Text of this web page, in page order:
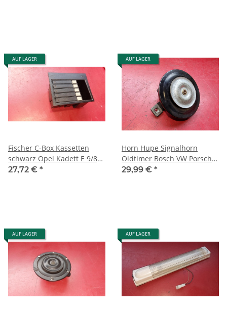
AUF LAGER
Fischer C-Box Kassetten
schwarz Opel Kadett E 9/84
LL
27,72 € *
AUF LAGER
Horn Hupe Signalhorn
Oldtimer Bosch VW Porsche
Mercedes 12 Volt
29,99 € *
AUF LAGER AUF LAGER